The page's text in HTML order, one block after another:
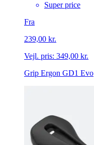
Super price
Fra
239,00 kr.
Vejl. pris: 349,00 kr.
Grip Ergon GD1 Evo